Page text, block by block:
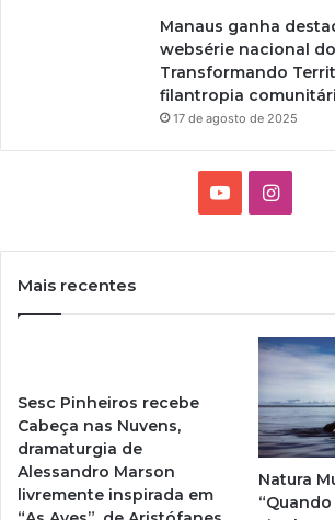
Manaus ganha
websérie nacional
Transformando
filantropia
17 de agosto de 2025
I
g
r
a
Mais recentes
Sesc Pinheiros recebe
Cabeça nas Nuvens,
dramaturgia de
Alessandro Marson
livremente inspirada em
Natura
“Quando